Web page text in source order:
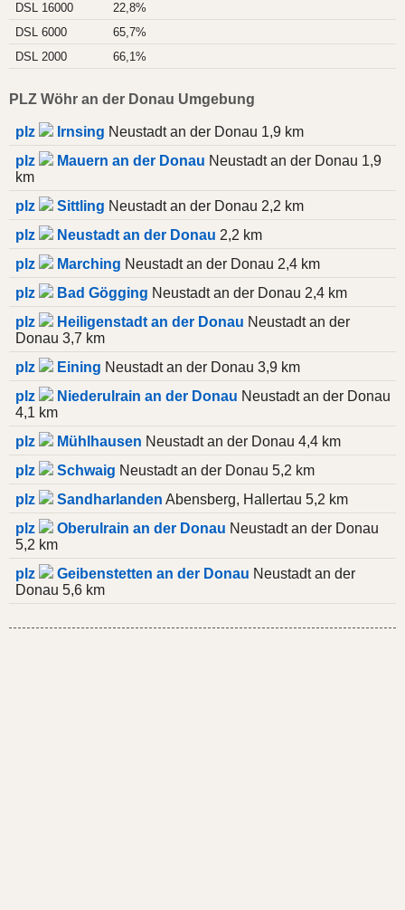
DSL 16000
22,8%
DSL 6000
65,7%
DSL 2000
66,1%
PLZ Wöhr an der Donau Umgebung
plz Irnsing Neustadt an der Donau 1,9 km
plz
Mauern an der Donau Neustadt an der Donau 1,9
km
plz
Sittling Neustadt an der Donau 2,2 km
plz
Neustadt an der Donau 2,2 km
plz
Marching Neustadt an der Donau 2,4 km
plz
Bad Gögging Neustadt an der Donau 2,4 km
plz
Heiligenstadt an der Donau Neustadt an der
Donau 3,7 km
plz
Eining Neustadt an der Donau 3,9 km
plz
Niederulrain an der Donau Neustadt an der Donau
4,1 km
plz
Mühlhausen Neustadt an der Donau 4,4 km
plz
Schwaig Neustadt an der Donau 5,2 km
plz
Sandharlanden Abensberg, Hallertau 5,2 km
plz
Oberulrain an der Donau Neustadt an der Donau
5,2 km
plz
Geibenstetten an der Donau Neustadt an der
Donau 5,6 km